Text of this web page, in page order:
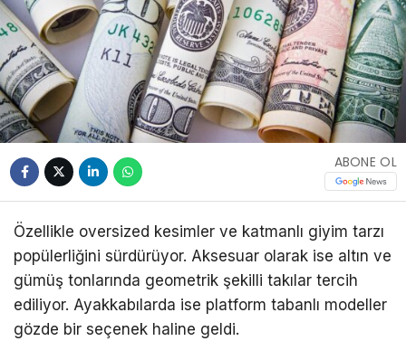
ABONE OL
Özellikle oversized kesimler ve katmanlı giyim tarzı
popülerliğini sürdürüyor. Aksesuar olarak ise altın ve
gümüş tonlarında geometrik şekilli takılar tercih
ediliyor. Ayakkabılarda ise platform tabanlı modeller
gözde bir seçenek haline geldi.